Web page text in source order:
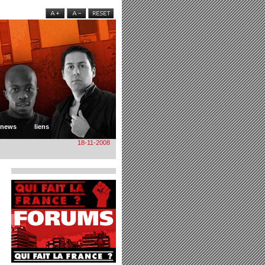
news liens
18-11-2008